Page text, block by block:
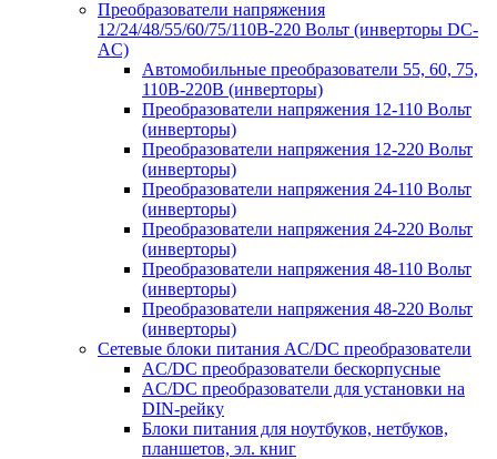
Преобразователи напряжения
12/24/48/55/60/75/110В-220 Вольт (инверторы DC-
AC)
Автомобильные преобразователи 55, 60, 75,
110В-220В (инверторы)
Преобразователи напряжения 12-110 Вольт
(инверторы)
Преобразователи напряжения 12-220 Вольт
(инверторы)
Преобразователи напряжения 24-110 Вольт
(инверторы)
Преобразователи напряжения 24-220 Вольт
(инверторы)
Преобразователи напряжения 48-110 Вольт
(инверторы)
Преобразователи напряжения 48-220 Вольт
(инверторы)
Сетевые блоки питания AC/DC преобразователи
AC/DC преобразователи бескорпусные
AC/DC преобразователи для установки на
DIN-рейку
Блоки питания для ноутбуков, нетбуков,
планшетов, эл. книг